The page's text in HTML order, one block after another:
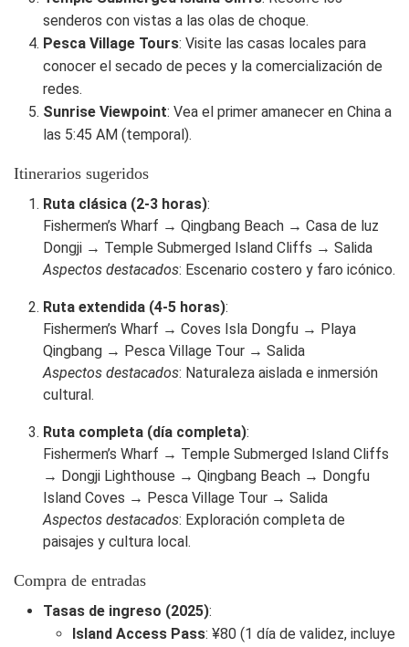
senderos con vistas a las olas de choque.
Pesca Village Tours: Visite las casas locales para
conocer el secado de peces y la comercialización de
redes.
Sunrise Viewpoint: Vea el primer amanecer en China a
las 5:45 AM (temporal).
Itinerarios sugeridos
Ruta clásica (2-3 horas):
Fishermen’s Wharf → Qingbang Beach → Casa de luz
Dongji → Temple Submerged Island Cliffs → Salida
Aspectos destacados: Escenario costero y faro icónico.
Ruta extendida (4-5 horas):
Fishermen’s Wharf → Coves Isla Dongfu → Playa
Qingbang → Pesca Village Tour → Salida
Aspectos destacados: Naturaleza aislada e inmersión
cultural.
Ruta completa (día completa):
Fishermen’s Wharf → Temple Submerged Island Cliffs
→ Dongji Lighthouse → Qingbang Beach → Dongfu
Island Coves → Pesca Village Tour → Salida
Aspectos destacados: Exploración completa de
paisajes y cultura local.
Compra de entradas
Tasas de ingreso (2025):
Island Access Pass: ¥80 (1 día de validez, incluye